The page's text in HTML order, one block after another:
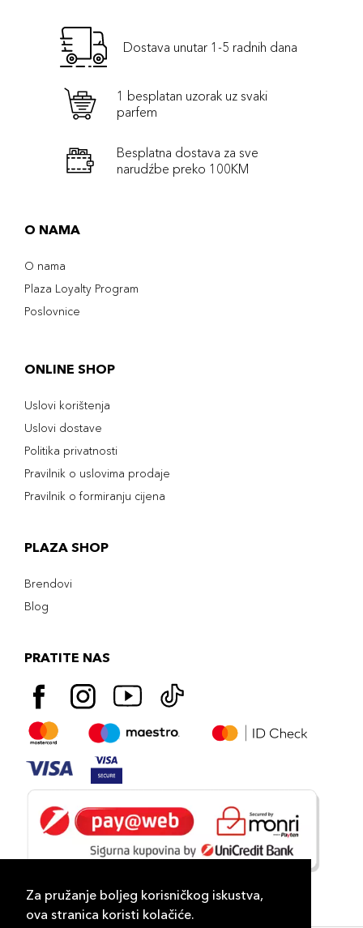
Za pružanje boljeg korisničkog iskustva,
ova stranica koristi kolačiće.
Dostava unutar 1-5 radnih dana
1 besplatan uzorak uz svaki
parfem
Besplatna dostava za sve
narudźbe preko 100KM
O NAMA
O nama
Plaza Loyalty Program
Poslovnice
ONLINE SHOP
Uslovi korištenja
Uslovi dostave
Politika privatnosti
Pravilnik o uslovima prodaje
Pravilnik o formiranju cijena
PLAZA SHOP
Brendovi
Blog
PRATITE NAS